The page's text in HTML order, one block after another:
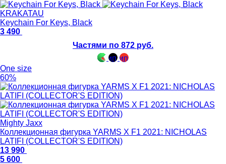
KRAKATAU
Keychain For Keys, Black
3 490
Частями по 872 руб.
One size
60%
Mighty Jaxx
Коллекционная фигурка YARMS X F1 2021: NICHOLAS
LATIFI (COLLECTOR'S EDITION)
13 990
5 600